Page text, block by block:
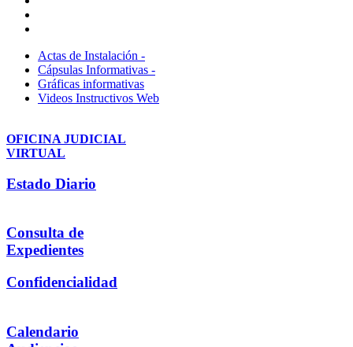
Actas de Instalación -
Cápsulas Informativas -
Gráficas informativas
Videos Instructivos Web
OFICINA JUDICIAL
VIRTUAL
Estado Diario
Consulta de
Expedientes
Confidencialidad
Calendario